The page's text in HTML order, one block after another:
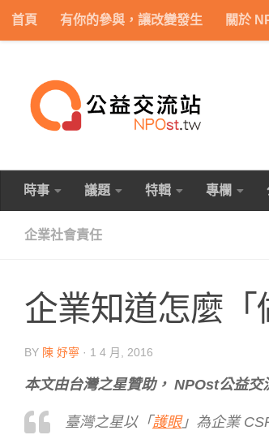
Skip to content
首頁 有你的參與，讓改變發生 關於
時事 議題 特輯 專欄
企業社會責任
企業知道怎麼「
BY 陳 妤寧 · 1 4 月, 2016
本文由台灣之星贊助， NPOst公益交
臺灣之星以「護眼」為企業